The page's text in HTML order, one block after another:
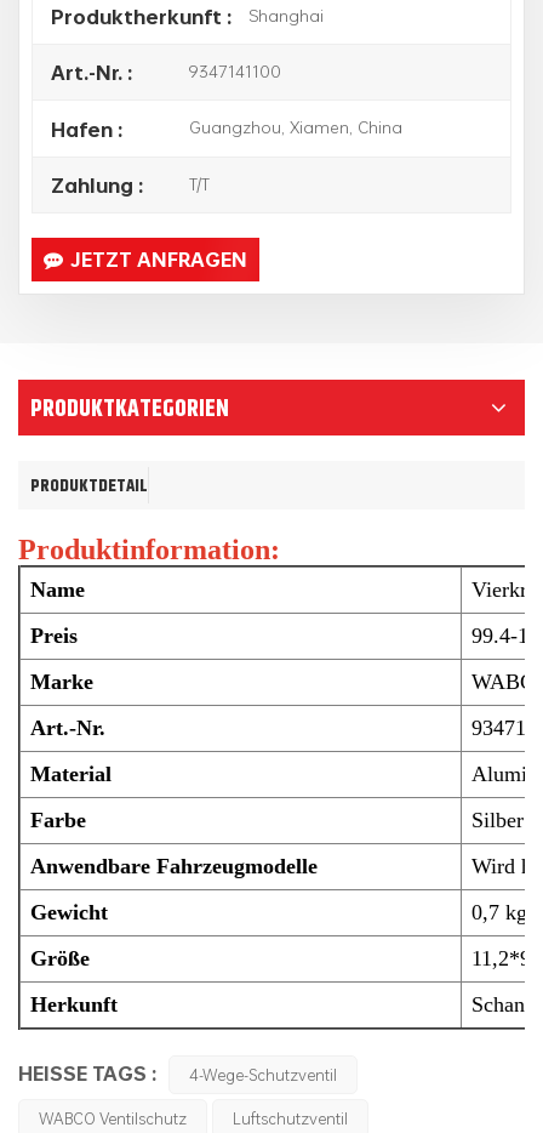
Produktherkunft : Shanghai
Art.-Nr. : 9347141100
Hafen : Guangzhou, Xiamen, China
Zahlung : T/T
JETZT ANFRAGEN
PRODUKTKATEGORIEN
PRODUKTDETAIL
Produktinformation:
Name
Preis
99.4-
Marke
Art.-Nr.
Material
Farbe
Silber
Anwendbare Fahrzeugmodelle
Wird
Gewicht
0,7 kg
Größe
Herkunft
HEISSE TAGS :
4-Wege-Schutzventil
WABCO Ventilschutz
Luftschutzventil